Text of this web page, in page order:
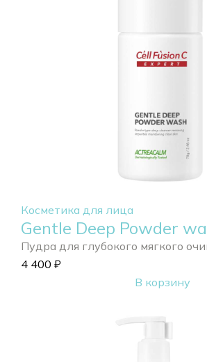
Косметика для лица
Gentle Deep Powder
Пудра для глубокого мягкого
4 400 ₽
В корзину